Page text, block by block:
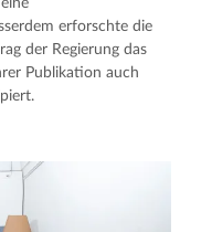
erforschte die
der Regierung das
Publikation auch